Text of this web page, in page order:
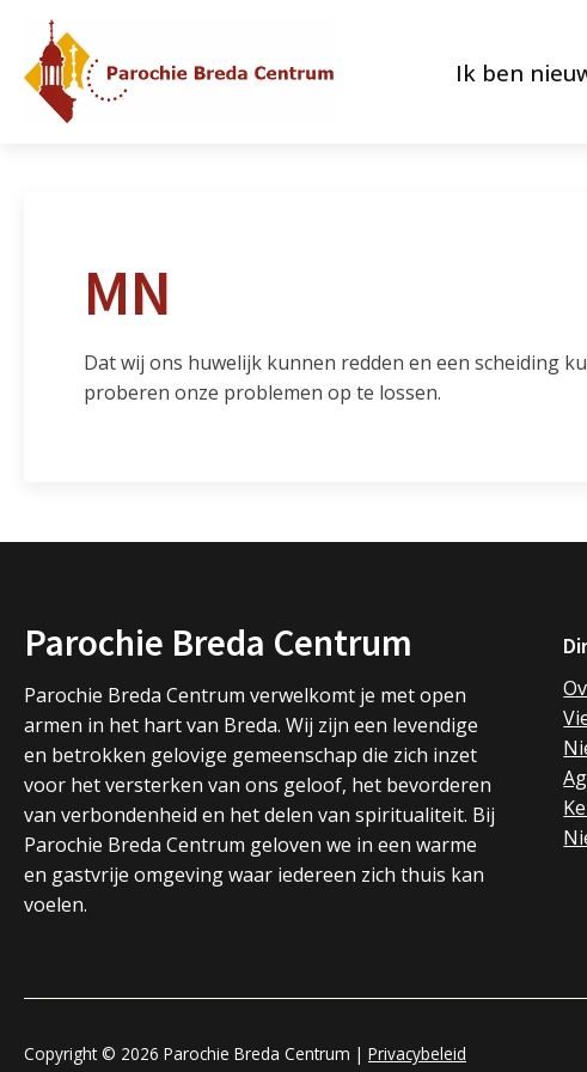
Ik ben
MN
Dat wij ons huwelijk kunnen redden en een scheiding
proberen onze problemen op te lossen.
Parochie Breda Centrum
Parochie Breda Centrum verwelkomt je met open
armen in het hart van Breda. Wij zijn een levendige
en betrokken gelovige gemeenschap die zich inzet
voor het versterken van ons geloof, het bevorderen
van verbondenheid en het delen van spiritualiteit. Bij
Parochie Breda Centrum geloven we in een warme
en gastvrije omgeving waar iedereen zich thuis kan
voelen.
Copyright © 2026 Parochie Breda Centrum | Privacybeleid